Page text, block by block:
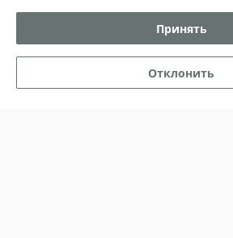
Отличный магазин, все вовремя и
Спасибо большое.
Показать все отзывы
Принять
Отклонить